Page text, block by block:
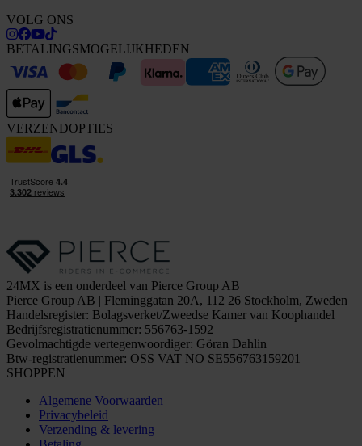
VOLG ONS
BETALINGSMOGELIJKHEDEN
VERZENDOPTIES
24MX is een onderdeel van Pierce Group AB
Pierce Group AB | Fleminggatan 20A, 112 26 Stockholm, Zweden
Handelsregister: Bolagsverket/Zweedse Kamer van Koophandel
Bedrijfsregistratienummer: 556763-1592
Gevolmachtigde vertegenwoordiger: Göran Dahlin
Btw-registratienummer: OSS VAT NO SE556763159201
SHOPPEN
Algemene Voorwaarden
Privacybeleid
Verzending & levering